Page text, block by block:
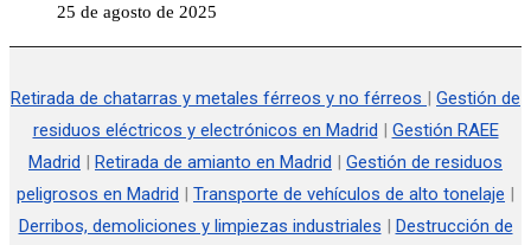
25 de agosto de 2025
Retirada de chatarras y metales férreos y no férreos | Gestión de
residuos eléctricos y electrónicos en Madrid | Gestión RAEE
Madrid | Retirada de amianto en Madrid | Gestión de residuos
peligrosos en Madrid | Transporte de vehículos de alto tonelaje |
Derribos, demoliciones y limpiezas industriales | Destrucción de